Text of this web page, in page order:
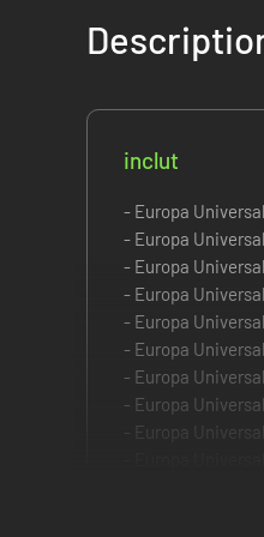
inclut
- Europa
- Europa
- Europa
- Europa
- Europa
- Europa
- Europa
- Europa
- Europa